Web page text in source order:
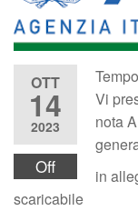
OTT
14
2023
Off
Vi
nota
in
scaricabile